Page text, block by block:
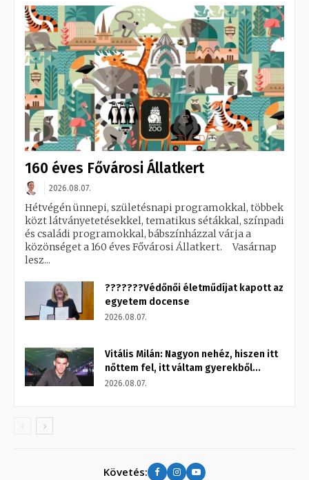
160 éves Fővárosi Állatkert
2026.08.07.
Hétvégén ünnepi, születésnapi programokkal, többek
közt látványetetésekkel, tematikus sétákkal, színpadi
és családi programokkal, bábszínházzal várja a
közönséget a 160 éves Fővárosi Állatkert. Vasárnap
lesz...
???????Védőnői életműdíjat kapott az
egyetem docense
2026.08.07.
Vitális Milán: Nagyon nehéz, hiszen itt
nőttem fel, itt váltam gyerekből...
2026.08.07.
Követés: